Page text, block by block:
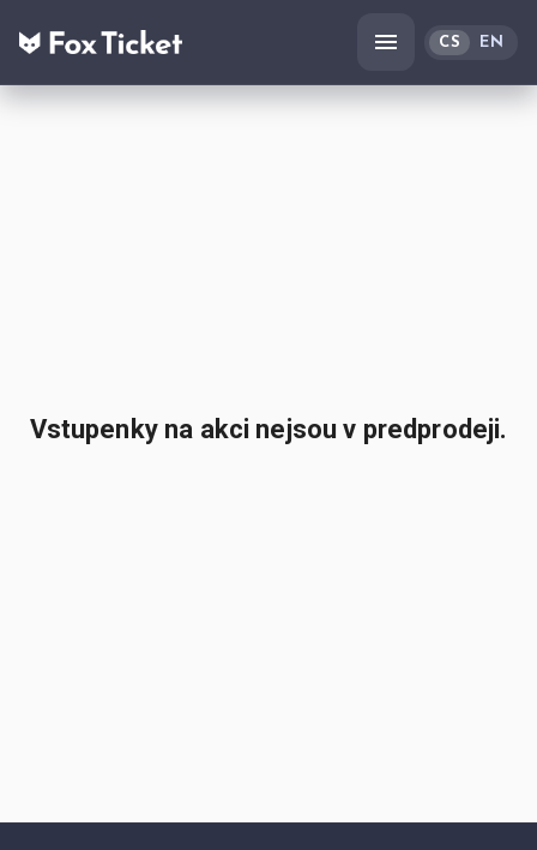
CS EN
Vstupenky na akci nejsou v predprodeji.